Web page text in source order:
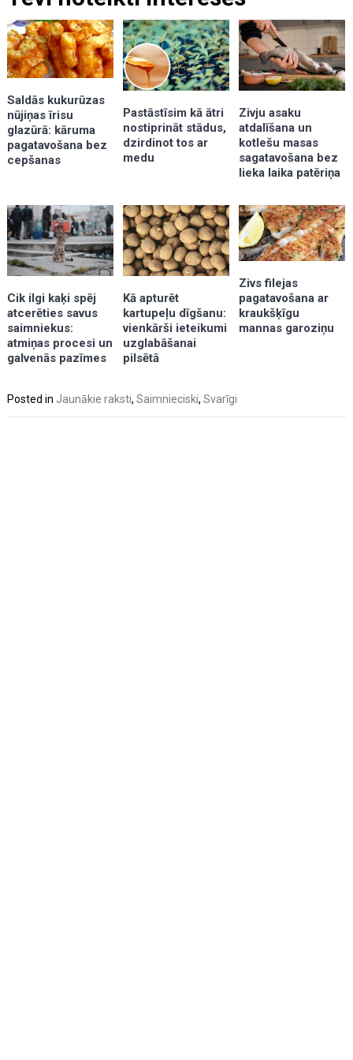
Saldās kukurūzas
nūjiņas īrisu
glazūrā: kāruma
pagatavošana bez
cepšanas
Pastāstīsim kā ātri
nostiprināt stādus,
dzirdinot tos ar
medu
Zivju asaku
atdalīšana un
kotlešu masas
sagatavošana bez
lieka laika patēriņa
Cik ilgi kaķi spēj
atcerēties savus
saimniekus:
atmiņas procesi un
galvenās pazīmes
Kā apturēt
kartupeļu dīgšanu:
vienkārši ieteikumi
uzglabāšanai
pilsētā
Zivs filejas
pagatavošana ar
kraukšķīgu
mannas garoziņu
Posted in Jaunākie raksti,Saimnieciski,Svarīgi